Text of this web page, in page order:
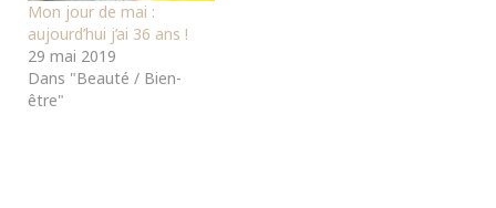
Mon jour de mai :
aujourd’hui j’ai 36 ans !
29 mai 2019
Dans "Beauté / Bien-
être"